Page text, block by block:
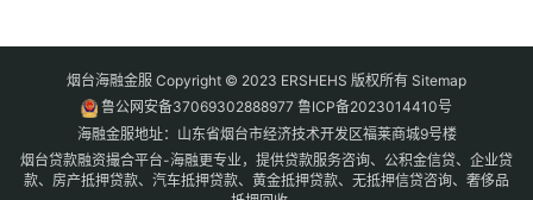
烟台海融金服 Copyright © 2023 ERSHEHS 版权所有 Sitemap
鲁公网安备37069302888977 鲁ICP备2023014410号
海融金服地址：山东省烟台市经济技术开发区福莱商城9号楼
烟台贷款融资撮合平台-海融更专业，提供贷款服务咨询、公积金信贷、企业贷
款、房产抵押贷款、汽车抵押贷款、黄金抵押贷款、无抵押信贷咨询、奢侈品